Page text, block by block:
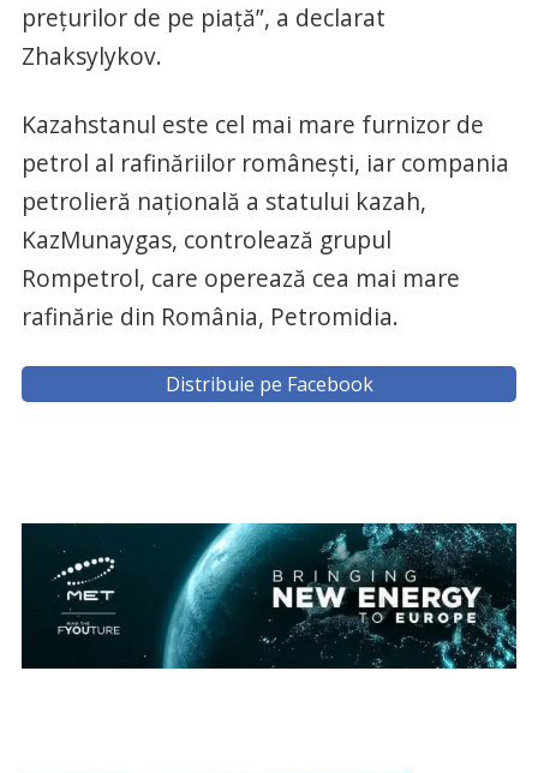
prețurilor de pe piață”, a declarat
Zhaksylykov.
Kazahstanul este cel mai mare furnizor de
petrol al rafinăriilor românești, iar compania
petrolieră națională a statului kazah,
KazMunaygas, controlează grupul
Rompetrol, care operează cea mai mare
rafinărie din România, Petromidia.
Distribuie pe Facebook